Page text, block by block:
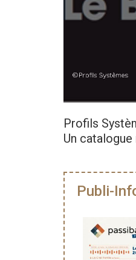
Profils
Un
Publi-